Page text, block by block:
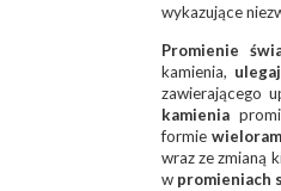
wykazujące
Promienie
kamienia,
zawierającego
kamienia
formie
wraz ze zmianą
wpromieniach